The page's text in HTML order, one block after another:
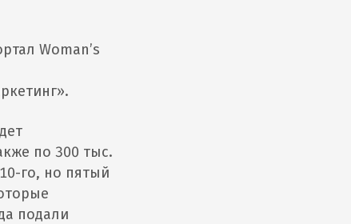
Woman’s
по 300 тыс.
го, но пятый
подали